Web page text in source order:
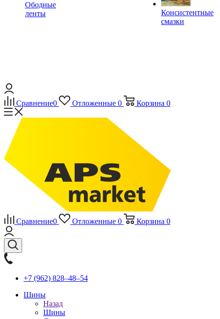
Ободные
ленты
Консистентные
смазки
Сравнение0 Отложенные 0 Корзина 0
Сравнение0 Отложенные 0 Корзина 0
+7 (962) 828‒48‒54
Шины
Назад
Шины